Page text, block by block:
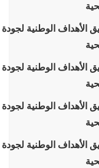
الأهداف الوطنية
الأهداف الوطنية
الأهداف الوطنية
الأهداف الوطنية